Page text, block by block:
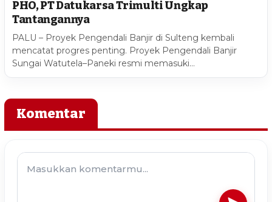
PHO, PT Datukarsa Trimulti Ungkap
Tantangannya
PALU – Proyek Pengendali Banjir di Sulteng kembali
mencatat progres penting. Proyek Pengendali Banjir
Sungai Watutela–Paneki resmi memasuki…
Komentar